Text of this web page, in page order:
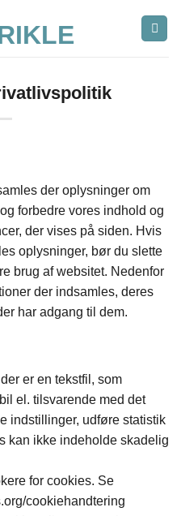
der oplysninger om
forbedre vores indhold og
der vises på siden. Hvis
oplysninger, bør du slette
brug af websitet. Nedenfor
der indsamles, deres
har adgang til dem.
er en tekstfil, som
el. tilsvarende med det
indstillinger, udføre statistik
kan ikke indeholde skadelig
for cookies. Se
cookiehandtering